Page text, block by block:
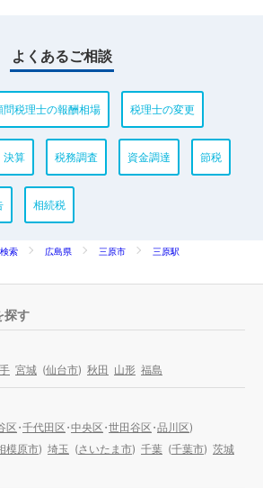
よくあるご相談
問税理士の報酬相場 税理士の変更
決算 税務調査 資金調達 節税
相続税
索 広島県 三原市
三原駅
探す
宮城 (仙台市) 秋田 山形 福島
区・千代田区・中央区・世田谷区・品川区)
模原市) 埼玉 (さいたま市) 千葉 (千葉市) 茨城